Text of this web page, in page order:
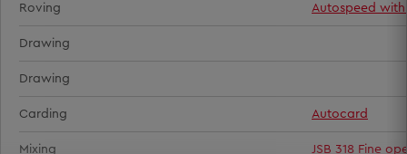
Roving Autospeed with
Drawing
Drawing
Carding Autocard
Mixing JSB 318 Fine